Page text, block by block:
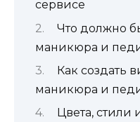
сервисе
Что должно
маникюра и
Как создать
маникюра и
Цвета,